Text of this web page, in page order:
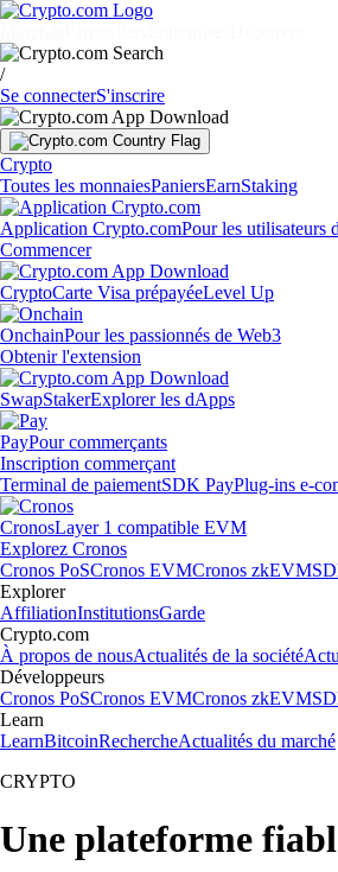
/
Se connecterS'inscrire
Crypto
Toutes les monnaiesPaniersEarnStaking
Application Crypto.comPour les utilisateurs
Commencer
CryptoCarte Visa prépayéeLevel Up
OnchainPour les passionnés de Web3
Obtenir l'extension
SwapStakerExplorer les dApps
PayPour commerçants
Inscription commerçant
Terminal de paiementSDK PayPlug-ins e-
CronosLayer 1 compatible EVM
Explorez Cronos
Cronos PoSCronos EVMCronos zkEVM
Explorer
AffiliationInstitutionsGarde
Crypto.com
À propos de nousActualités de la société
Développeurs
Cronos PoSCronos EVMCronos zkEVM
Learn
LearnBitcoinRechercheActualités du marché
CRYPTO
Une plateforme